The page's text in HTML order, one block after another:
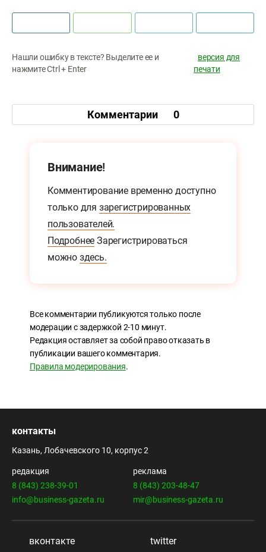
Нашли ошибку в тексте? Выделите ее и
нажмите Ctrl + Enter
версия для
печати
Комментарии 0
Внимание!
Комментирование временно доступно
только для зарегистрированных
пользователей.
Подробнее Зарегистрироваться
можно здесь.
Все комментарии публикуются только после
модерации с задержкой 2-10 минут.
Редакция оставляет за собой право отказать в
публикации вашего комментария.
Правила модерирования.
контакты
Казань, Лобачевского 10, корпус 2
редакция
8 (843) 238-39-01
info@business-gazeta.ru
реклама
8 (843) 203-48-47
mir@business-gazeta.ru
вконтакте twitter